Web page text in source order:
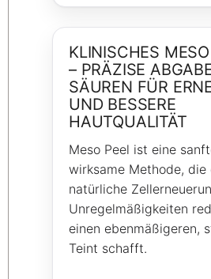
KLINISCHES
– PRÄZISE
SÄUREN FÜR
UND BESSERE
HAUTQUALITÄT
Meso Peel ist eine
wirksame Methode, die
natürliche
Unregelmäßigkeiten
einen ebenmäßigeren,
Teint schafft.